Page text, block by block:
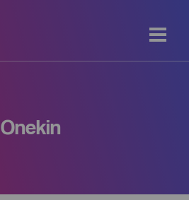
Onekin